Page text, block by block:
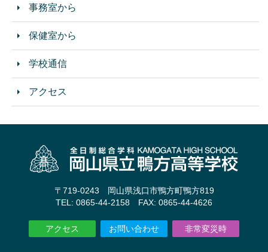
事務室から
保健室から
学校通信
アクセス
〒719-0243 岡山県浅口市鴨方町鴨方819
TEL: 0865-44-2158 FAX: 0865-44-4626
アクセス お問い合わせ 非常変災時